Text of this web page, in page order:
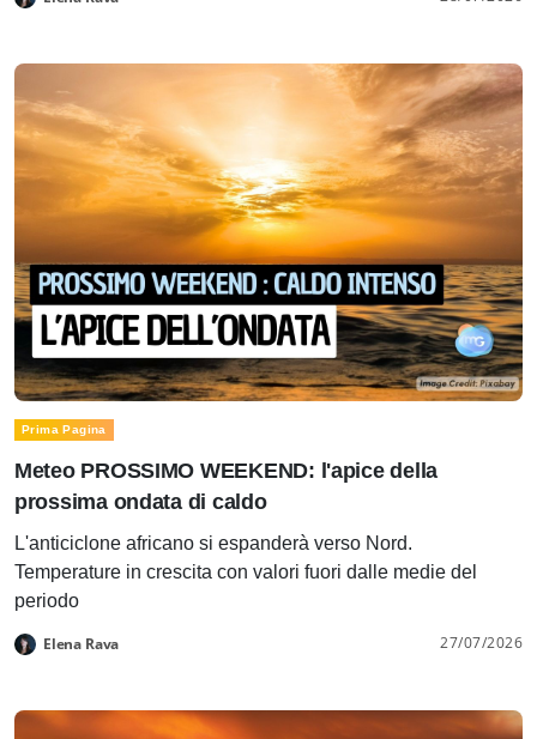
Prima Pagina
Meteo PROSSIMO WEEKEND: l'apice della
prossima ondata di caldo
L'anticiclone africano si espanderà verso Nord.
Temperature in crescita con valori fuori dalle medie del
periodo
Elena Rava 27/07/2026